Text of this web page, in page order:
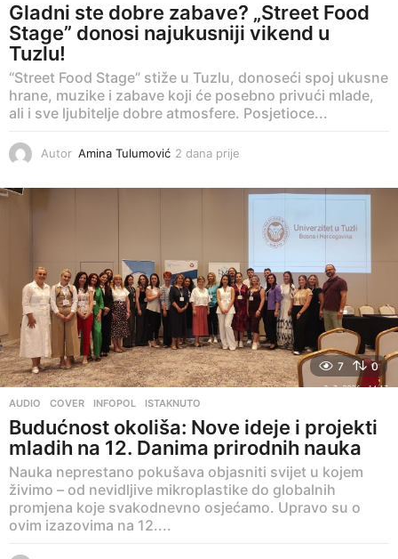
Gladni ste dobre zabave? „Street Food
Stage” donosi najukusniji vikend u
Tuzlu!
“Street Food Stage” stiže u Tuzlu, donoseći spoj ukusne
hrane, muzike i zabave koji će posebno privući mlade,
ali i sve ljubitelje dobre atmosfere. Posjetioce...
Autor Amina Tulumović 2 dana prije
a
i
j
e
7 0
AUDIO ,COVER ,INFOPOL ,ISTAKNUTO
Budućnost okoliša: Nove ideje i projekti
mladih na 12. Danima prirodnih nauka
Nauka neprestano pokušava objasniti svijet u kojem
živimo – od nevidljive mikroplastike do globalnih
promjena koje svakodnevno osjećamo. Upravo su o
ovim izazovima na 12....